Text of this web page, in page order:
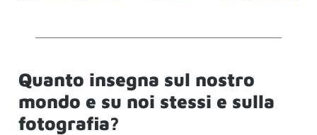
Quanto insegna sul nostro
mondo e su noi stessi e sulla
fotografia?